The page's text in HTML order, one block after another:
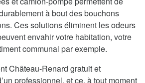
à bout des bouchons
Ces solutions éliminent les odeurs
envahir votre habitation, votre
communal par exemple.
Château-Renard gratuit et
professionnel, et ce, à tout moment